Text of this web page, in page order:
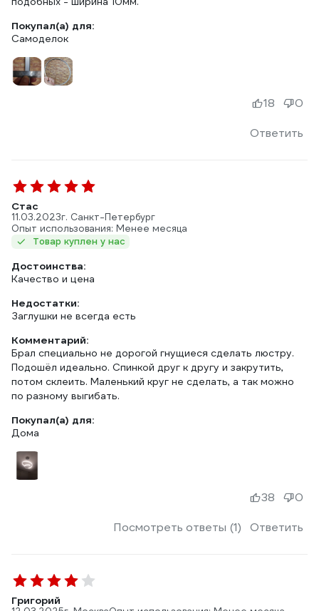
Покупал(а) для:
Самоделок
Ответить
18 0
Стас
11.03.2023г. Санкт-Петербург
Опыт использования: Менее месяца
Товар куплен у нас
Достоинства:
Качество и цена
Недостатки:
Заглушки не всегда есть
Комментарий:
Брал специально не дорогой гнущиеся сделать люстру.
Подошёл идеально. Спинкой друг к другу и закрутить,
потом склеить. Маленький круг не сделать, а так можно
по разному выгибать.
Покупал(а) для:
Дома
Посмотреть ответы (1) Ответить
38 0
Григорий